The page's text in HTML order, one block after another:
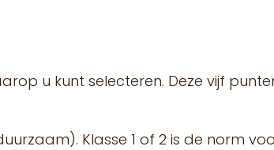
u kunt selecteren. Deze vijf
Klasse 1 of 2 is de norm